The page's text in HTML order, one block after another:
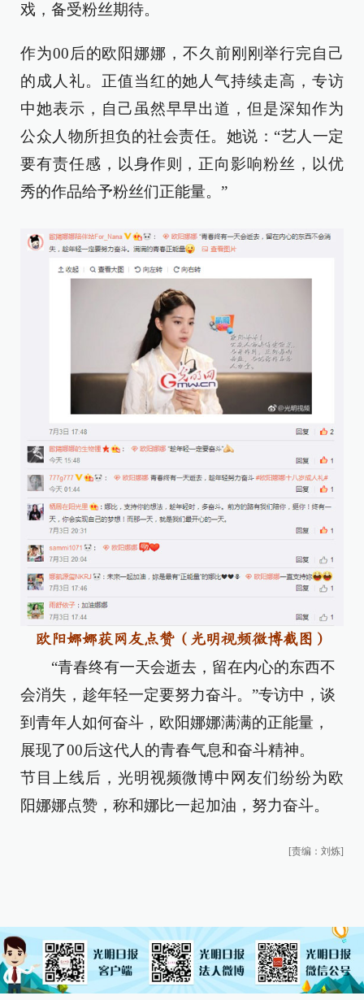
戏，备受粉丝期待。
作为00后的欧阳娜娜，不久前刚刚举行完自己
的成人礼。正值当红的她人气持续走高，专访
中她表示，自己虽然早早出道，但是深知作为
公众人物所担负的社会责任。她说：“艺人一定
要有责任感，以身作则，正向影响粉丝，以优
秀的作品给予粉丝们正能量。”
欧阳娜娜获网友点赞（光明视频微博截图）
“青春终有一天会逝去，留在内心的东西不
会消失，趁年轻一定要努力奋斗。”专访中，谈
到青年人如何奋斗，欧阳娜娜满满的正能量，
展现了00后这代人的青春气息和奋斗精神。
节目上线后，光明视频微博中网友们纷纷为欧
阳娜娜点赞，称和娜比一起加油，努力奋斗。
[责编：刘炼]